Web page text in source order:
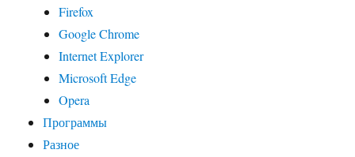
Firefox
Google Chrome
Internet Explorer
Microsoft Edge
Opera
Программы
Разное